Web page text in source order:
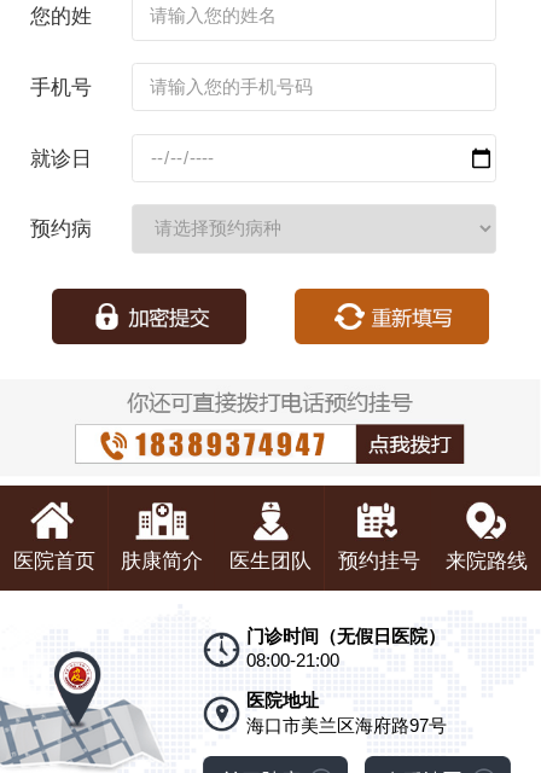
您的姓
手机号
就诊日
预约病
医院首页 肤康简介 医生团队 预约挂号 来院路线
门诊时间（无假日医院）
08:00-21:00
医院地址
海口市美兰区海府路97号